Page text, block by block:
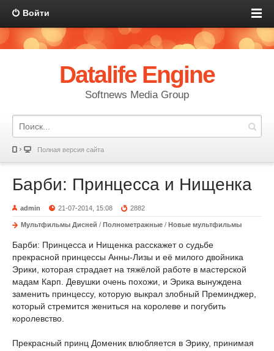
Войти
Datalife Engine
Softnews Media Group
Полная версия сайта
Барби: Принцесса и Нищенка
admin 21-07-2014, 15:08 2882
Мультфильмы Дисней / Полнометражные / Новые мультфильмы
Барби: Принцесса и Нищенка расскажет о судьбе
прекрасной принцессы Анны-Лизы и её милого двойника
Эрики, которая страдает на тяжёлой работе в мастерской
мадам Карп. Девушки очень похожи, и Эрика вынуждена
заменить принцессу, которую выкрал злобный Преминджер,
который стремится жениться на королеве и погубить
королевство.
Прекрасный принц Доменик влюбляется в Эрику, принимая